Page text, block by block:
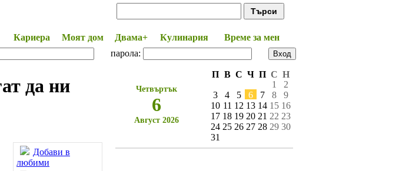
Кариера Моят дом Двама+ Кулинария
Време за мен
парола:
да ни
Добави в
любими
Четвъртък
6
Август 2026
П В С Ч П С Н
1
2
3
4 5 6 7 8
9
10 11 12 13 14 15 16
17 18 19 20 21 22 23
24 25 26 27 28 29 30
31